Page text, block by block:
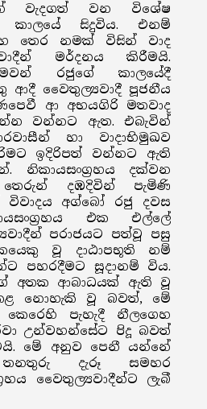
වැදගත් වන විශේෂ
සිදුවිය. එනම්
තෙර නමක් විසින් වාද
මර්දනය කිරීමයි.
රජුගේ කාලයේදී
ආදී වෛතුල්‍යවාදී පූජනීය
ආ අභයගිරි මතවාද
වන්නට ඇත. එබැවින්
හා වාදාභිමුඛව
ඉදිරිපත් වන්නට ඇති
නිකායසංග්‍රහය දක්වන
දඹදිවින් පැමිණි
අග්බෝ රජු දවස
එක එල්ලේ
පරාජයට පත්වූ පසු
වූ දාඨාපභූති නම්
පහරදීමට සූදානම් විය.
අතක ආබාධයක් ඇති වූ
නොහැකි වූ බවත්, මේ
පැහැදී නීලගෙහ
උන්වහන්සේට පිදූ බවත්
මේ අනුව පෙනී යන්නේ
දැරූ සමහර
වෛතුල්‍යවාදීන්ට ලැබී